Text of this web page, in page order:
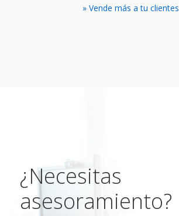
» Vende más a tu clientes
¿Necesitas
asesoramiento?